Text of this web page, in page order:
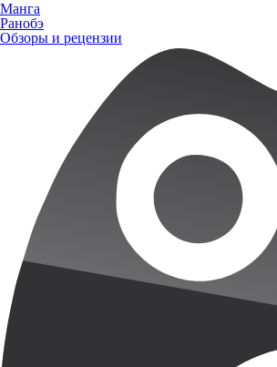
Манга
Ранобэ
Обзоры и рецензии